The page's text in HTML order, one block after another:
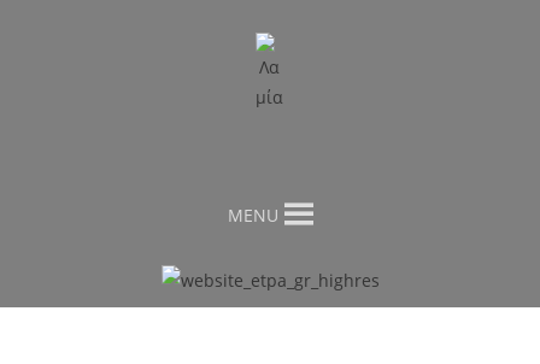
MENU